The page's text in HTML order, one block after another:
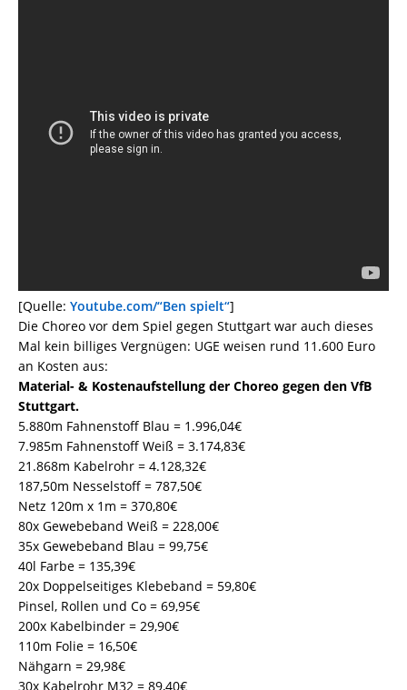
[Quelle: Youtube.com/“Ben spielt“]
Die Choreo vor dem Spiel gegen Stuttgart war auch dieses
Mal kein billiges Vergnügen: UGE weisen rund 11.600 Euro
an Kosten aus:
Material- & Kostenaufstellung der Choreo gegen den VfB
Stuttgart.
5.880m Fahnenstoff Blau = 1.996,04€
7.985m Fahnenstoff Weiß = 3.174,83€
21.868m Kabelrohr = 4.128,32€
187,50m Nesselstoff = 787,50€
Netz 120m x 1m = 370,80€
80x Gewebeband Weiß = 228,00€
35x Gewebeband Blau = 99,75€
40l Farbe = 135,39€
20x Doppelseitiges Klebeband = 59,80€
Pinsel, Rollen und Co = 69,95€
200x Kabelbinder = 29,90€
110m Folie = 16,50€
Nähgarn = 29,98€
30x Kabelrohr M32 = 89,40€